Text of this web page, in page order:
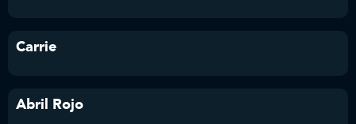
Carrie
Abril Rojo